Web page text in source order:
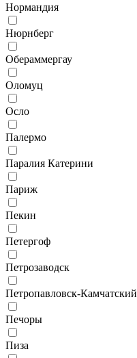
Нормандия
Нюрнберг
Обераммергау
Оломуц
Осло
Палермо
Паралия Катерини
Париж
Пекин
Петергоф
Петрозаводск
Петропавловск-Камчатский
Печоры
Пиза